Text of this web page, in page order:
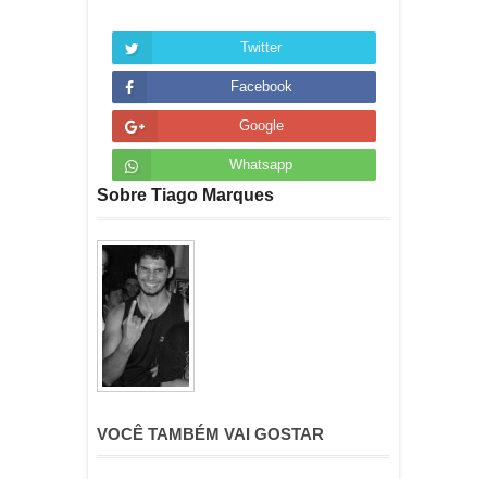
Twitter
Facebook
Google
Whatsapp
Sobre Tiago Marques
VOCÊ TAMBÉM VAI GOSTAR